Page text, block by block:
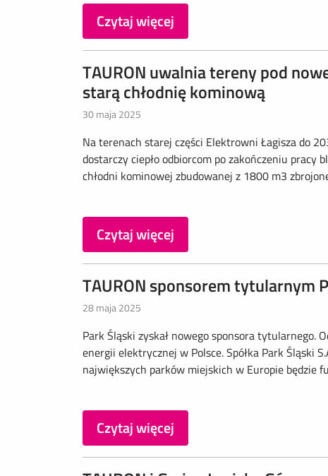
Czytaj więcej
TAURON uwalnia tereny pod
starą chłodnię kominową
30 maja 2025
Na terenach starej części Elektrowni Łagisza do
dostarczy ciepło odbiorcom po zakończeniu
chłodni kominowej zbudowanej z 1800 m3
Czytaj więcej
TAURON sponsorem tytularnym
28 maja 2025
Park Śląski zyskał nowego sponsora tytularnego.
energii elektrycznej w Polsce. Spółka Park Śląski
największych parków miejskich w Europie będzie
Czytaj więcej